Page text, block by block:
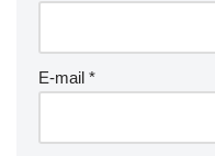
E-mail *